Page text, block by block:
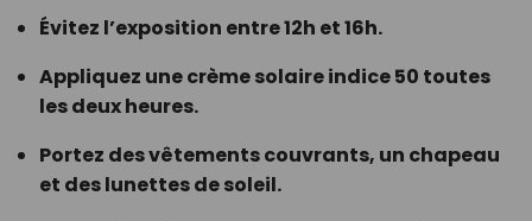
Évitez l’exposition entre 12h et 16h.
Appliquez une crème solaire indice 50 toutes
les deux heures.
Portez des vêtements couvrants, un chapeau
et des lunettes de soleil.